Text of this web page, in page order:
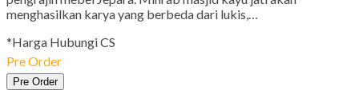
menghasilkan karya yang berbeda dari lukis,…
*Harga Hubungi CS
Pre Order
Pre Order